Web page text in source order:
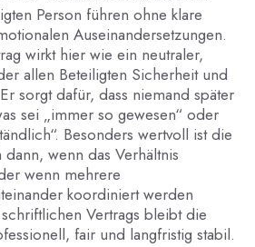
Person führen ohne klare
Auseinandersetzungen.
wirkt hier wie ein neutraler,
allen Beteiligten Sicherheit und
sorgt dafür, dass niemand später
sei „immer so gewesen“ oder
Besonders wertvoll ist die
wenn das Verhältnis
wenn mehrere
koordiniert werden
Vertrags bleibt die
fair und langfristig stabil.